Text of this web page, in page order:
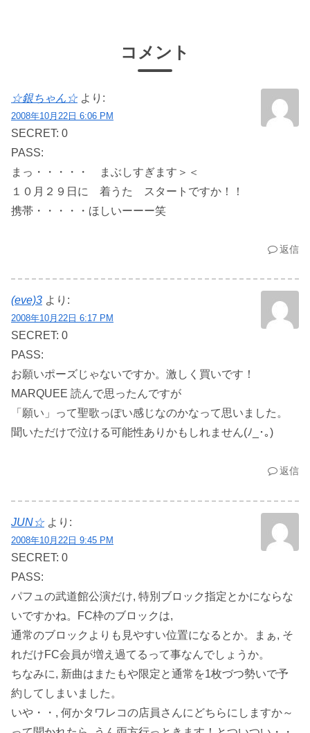
コメント
☆銀ちゃん☆ より:
2008年10月22日 6:06 PM
SECRET: 0
PASS:
まっ・・・・・ まぶしすぎます＞＜
１０月２９日に 着うた スタートですか！！
携帯・・・・・ほしいーーー笑
返信
(eve)3 より:
2008年10月22日 6:17 PM
SECRET: 0
PASS:
お願いポーズじゃないですか。激しく買いです！
MARQUEE 読んで思ったんですが
「願い」って聖歌っぽい感じなのかなって思いました。
聞いただけで泣ける可能性ありかもしれません(ﾉ_･｡)
返信
JUN☆ より:
2008年10月22日 9:45 PM
SECRET: 0
PASS:
パフュの武道館公演だけ, 特別ブロック指定とかにならな
いですかね。FC枠のブロックは,
通常のブロックよりも見やすい位置になるとか。まぁ, そ
れだけFC会員が増え過てるって事なんでしょうか。
ちなみに, 新曲はまたもや限定と通常を1枚づつ勢いで予
約してしまいました。
いや・・, 何かタワレコの店員さんにどちらにしますか～